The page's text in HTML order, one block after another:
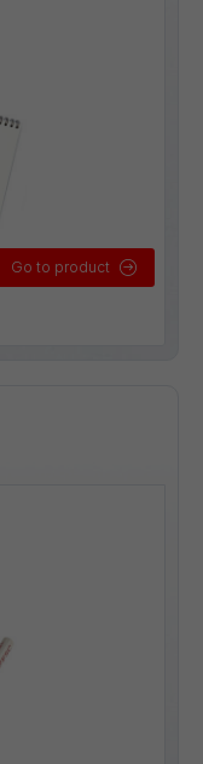
Go to product